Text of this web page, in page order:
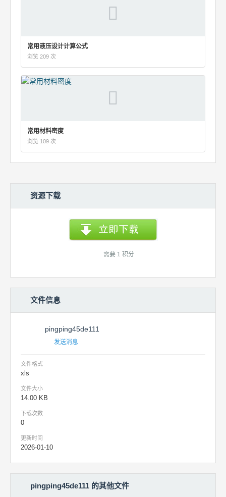
常用液压设计计算公式
浏览 209 次
常用材料密度
浏览 109 次
资源下载
需要 1 积分
文件信息
pingping45de111
发送消息
文件格式
xls
文件大小
14.00 KB
下载次数
0
更新时间
2026-01-10
pingping45de111 的其他文件